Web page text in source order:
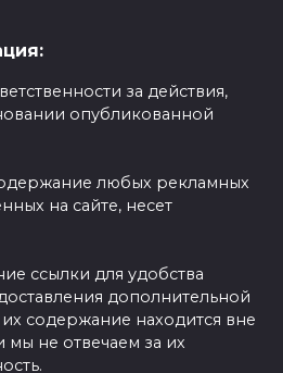
за действия,
опубликованной
любых рекламных
на сайте, несет
ссылки для удобства
дополнительной
содержание находится вне
мы не отвечаем за их